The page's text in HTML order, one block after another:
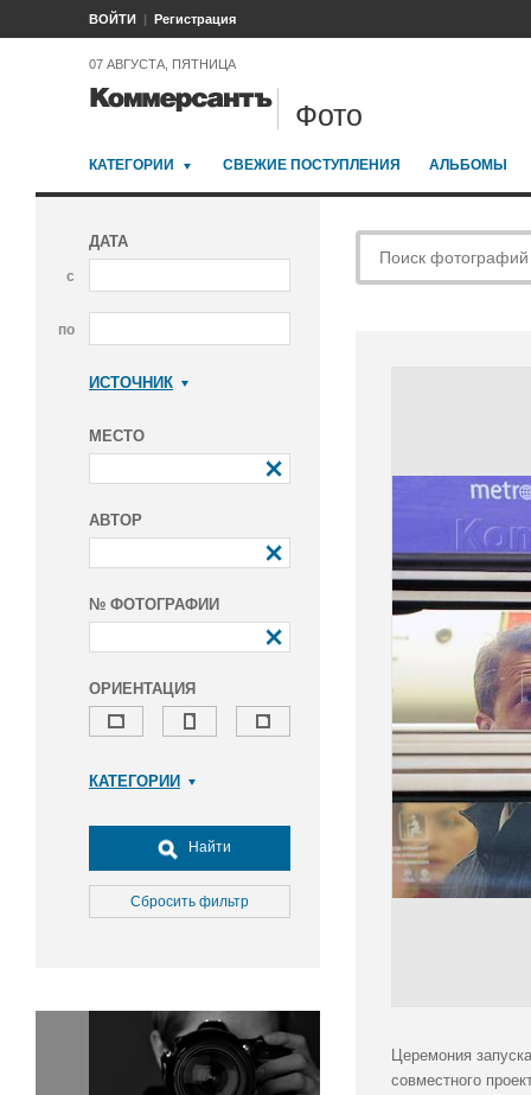
ВОЙТИ Регистрация
07 АВГУСТА, ПЯТНИЦА
Фото
КАТЕГОРИИ СВЕЖИЕ ПОСТУПЛЕНИЯ АЛЬБОМЫ
ДАТА
с
по
ИСТОЧНИК
МЕСТО
АВТОР
№ ФОТОГРАФИИ
ОРИЕНТАЦИЯ
КАТЕГОРИИ
Досуг, туризм и отдых
Культура
Медицина
Окружающая среда
Политика
Правосудие
Найти
Сбросить фильтр
Церемония
совместного